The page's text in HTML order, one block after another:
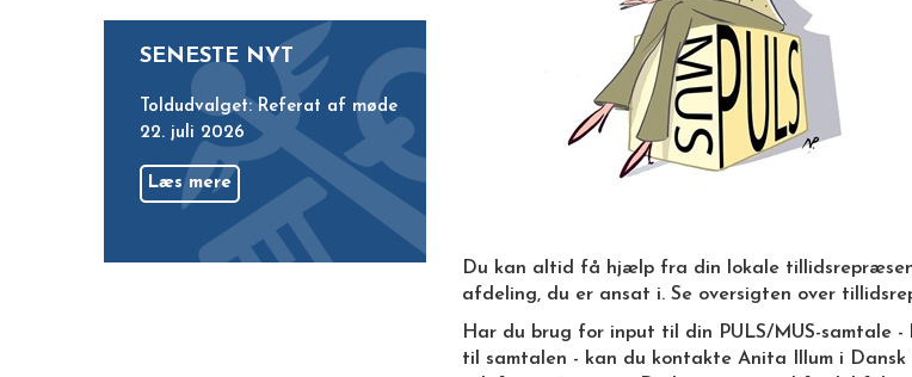
SENESTE NYT
Toldudvalget: Referat af møde
22. juli 2026
Læs mere
Du kan altid få hjælp fra din lokale
afdeling, du er ansat i. Se oversigten over
Har du brug for input til din PULS/MUS-samtale
til samtalen - kan du kontakte Anita Illum i